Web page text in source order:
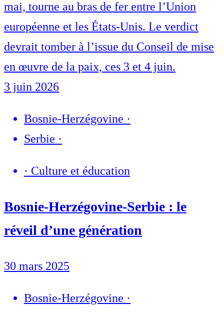
mai, tourne au bras de fer entre l’Union
européenne et les États-Unis. Le verdict
devrait tomber à l’issue du Conseil de mise
en œuvre de la paix, ces 3 et 4 juin.
3 juin 2026
Bosnie-Herzégovine ·
Serbie ·
· Culture et éducation
Bosnie-Herzégovine-Serbie : le
réveil d’une génération
30 mars 2025
Bosnie-Herzégovine ·